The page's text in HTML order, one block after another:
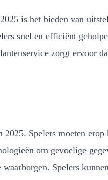
is het bieden van
snel en efficiënt
zorgt ervoor
Spelers moeten
om gevoelige
Spelers